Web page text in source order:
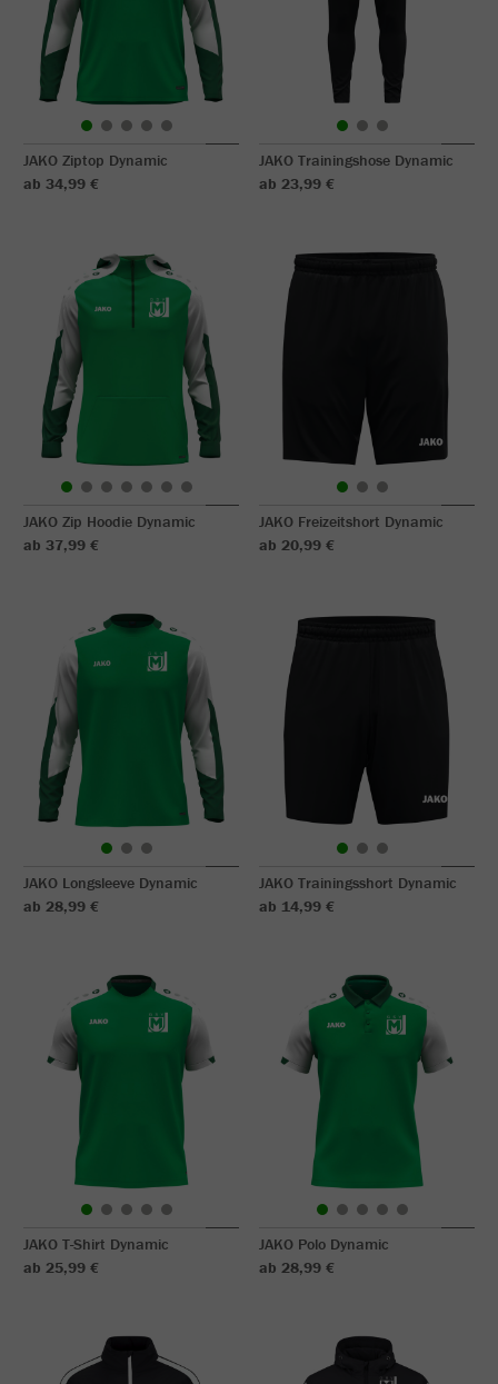
JAKO Ziptop Dynamic
ab 34,99 €
JAKO Trainingshose Dynamic
ab 23,99 €
JAKO Zip Hoodie Dynamic
ab 37,99 €
JAKO Freizeitshort Dynamic
ab 20,99 €
JAKO Longsleeve Dynamic
ab 28,99 €
JAKO Trainingsshort Dynamic
ab 14,99 €
JAKO T-Shirt Dynamic
ab 25,99 €
JAKO Polo Dynamic
ab 28,99 €